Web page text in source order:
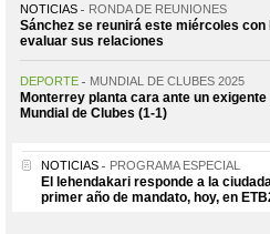
NOTICIAS RONDA DE REUNIONES
Sánchez se reunirá este miércoles con
evaluar sus relaciones
DEPORTE MUNDIAL DE CLUBES 2025
Monterrey planta cara ante un exigente
Mundial de Clubes (1-1)
NOTICIAS PROGRAMA ESPECIAL
El lehendakari responde a la
primer año de mandato, hoy, en